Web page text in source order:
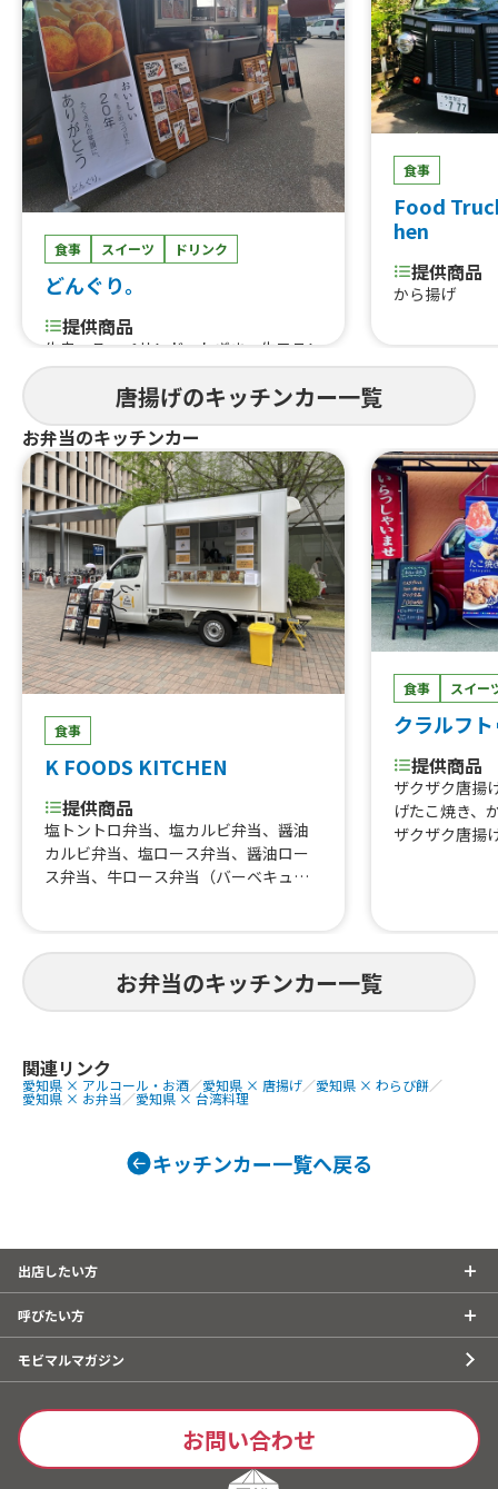
食事 スイーツ ドリンク
どんぐり。
提供商品
牛串、こっぺサンド、ねぎま、生フラン
ク、唐揚げ丼、カルビ丼、ドラゴンロ
ングポテト、ソフトドリンク、ロース
バーガー、かき氷、日替わり丼、日替
わり弁当、串カツ、たません、生ビー
ル、ハイボール、あら、やだ 唐揚
げ、屋台の焼きそば、日替わりパスタ
（サラダ付き）、たこ焼き
食事
Food
hen
提供商品
から揚げ
唐揚げのキッチンカー一覧
お弁当のキッチンカー
食事
K FOODS KITCHEN
提供商品
塩トントロ弁当、塩カルビ弁当、醤油
カルビ弁当、塩ロース弁当、醤油ロー
ス弁当、牛ロース弁当（バーベキュ
食事 スイー
クラルフ
提供商品
ザクザク唐揚
げたこ焼き、
ザクザク唐揚
お弁当のキッチンカー一覧
関連リンク
愛知県 × アルコール・お酒／愛知県 × 唐揚げ／愛知県 × わらび餅／
愛知県 × お弁当／愛知県 × 台湾料理
キッチンカー一覧へ戻る
出店したい方
呼びたい方
モビマルマガジン
お問い合わせ